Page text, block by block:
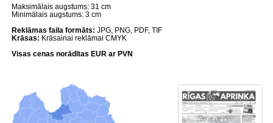
Maksimālais augstums: 31 cm
Minimālais augstums: 3 cm
Reklāmas faila formāts: JPG, PNG, PDF, TIF
Krāsas: Krāsainai reklāmai CMYK
Visas cenas norādītas EUR ar PVN